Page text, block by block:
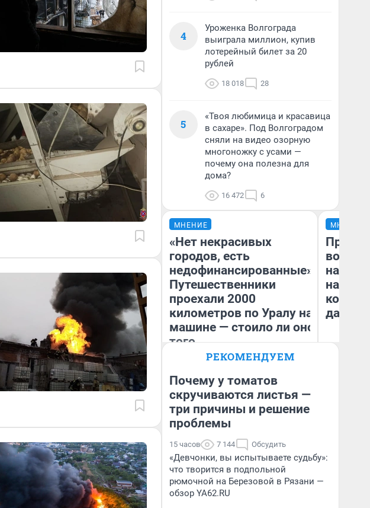
4
Уроженка Волгограда
выиграла миллион, купив
лотерейный билет за 20
рублей
18 018 28
5
«Твоя любимица и красавица
в сахаре». Под Волгоградом
сняли на видео озорную
многоножку с усами —
почему она полезна для
дома?
16 472 6
МНЕНИЕ
«Нет некрасивых
городов, есть
недофинансированные».
Путешественники
проехали 2000
километров по Уралу на
машине — стоило ли оно
того
Екатерина Литкевич
МНЕНИЕ
нам
даже
РЕКОМЕНДУЕМ
Почему у томатов
скручиваются листья —
три причины и решение
проблемы
15 часов 7 144 Обсудить
«Девчонки, вы испытываете судьбу»:
что творится в подпольной
рюмочной на Березовой в Рязани —
обзор YA62.RU